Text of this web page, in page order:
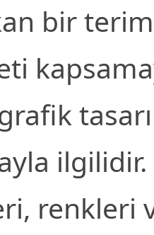
bir
ilgilidir.
renkleri